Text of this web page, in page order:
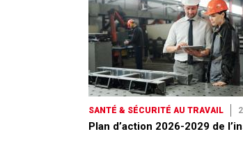
SANTÉ & SÉCURITÉ AU TRAVAIL
Plan d’action 2026-2029 de